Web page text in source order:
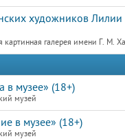
художников
картинная галерея имени Г. М.
в музее» (18+)
музей
в музее» (18+)
музей